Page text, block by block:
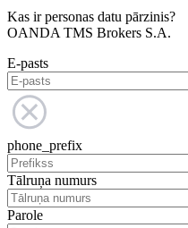
Kas ir personas datu pārzinis?
OANDA TMS Brokers S.A.
E-pasts
phone_prefix
Tālruņa numurs
Parole